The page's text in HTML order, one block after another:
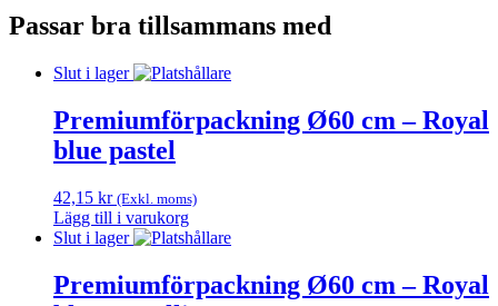
Passar bra tillsammans med
Slut i lager
Premiumförpackning Ø60 cm – Royal
blue pastel
42,15 kr (Exkl. moms)
Lägg till i varukorg
Slut i lager
Premiumförpackning Ø60 cm – Royal